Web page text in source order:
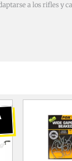
a los rifles y
original